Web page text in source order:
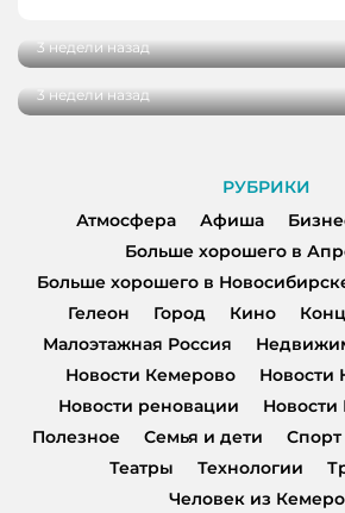
3 недели назад
пространстве «Редакция»
3 недели назад
РУБРИКИ
Атмосфера
Афиша
Больше хорошего в
Больше хорошего в
Гелеон
Город Кино
Малоэтажная Россия
Новости Кемерово
Новости
Новости реновации
Новости
Полезное
Семья и дети Спорт
Театры
Технологии
Человек из